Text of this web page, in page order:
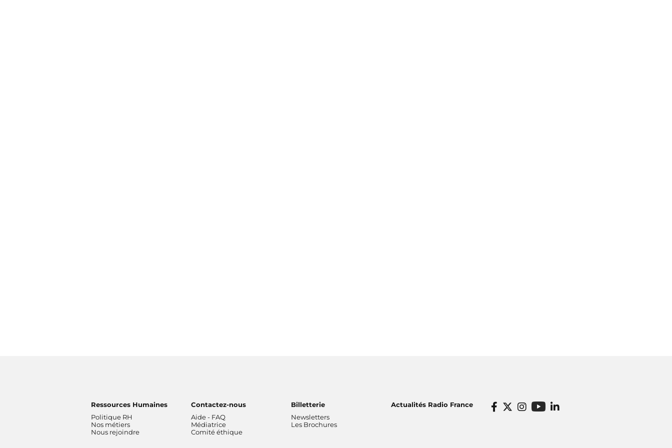
Ressources Humaines
Politique RH
Nos métiers
Nous rejoindre
Contactez-nous
Aide - FAQ
Médiatrice
Comité éthique
Billetterie
Newsletters
Les Brochures
Actualités Radio France